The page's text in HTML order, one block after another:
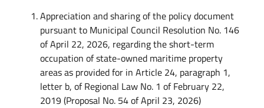
Appreciation and sharing of the policy document
pursuant to Municipal Council Resolution No. 146
of April 22, 2026, regarding the short-term
occupation of state-owned maritime property
areas as provided for in Article 24, paragraph 1,
letter b, of Regional Law No. 1 of February 22,
2019 (Proposal No. 54 of April 23, 2026)